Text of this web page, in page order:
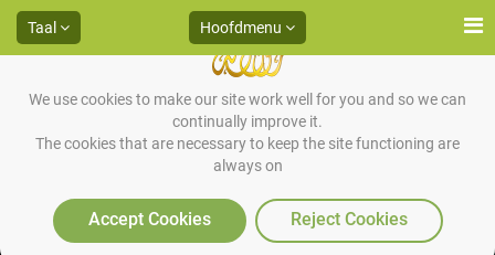
We use cookies to make our site work well for you and so we can
continually improve it.
The cookies that are necessary to keep the site functioning are
always on
Accept Cookies Reject Cookies
Taal Hoofdmenu
De Soenna’s van het Witr gebed